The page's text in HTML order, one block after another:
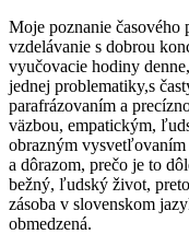
Moje poznanie časového
vzdelávanie s dobrou
vyučovacie hodiny
jednej problematiky,s
parafrázovaním a
väzbou, empatickým,
obrazným vysvetľovaním
a dôrazom, prečo je to
bežný, ľudský život,
zásoba v slovenskom
obmedzená.